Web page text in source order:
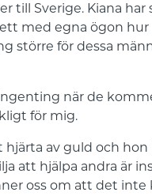
till Sverige. Kiana
med egna ögon
större för dessa
när de
för mig.
hjärta av guld och
att hjälpa andra är
oss om att det inte